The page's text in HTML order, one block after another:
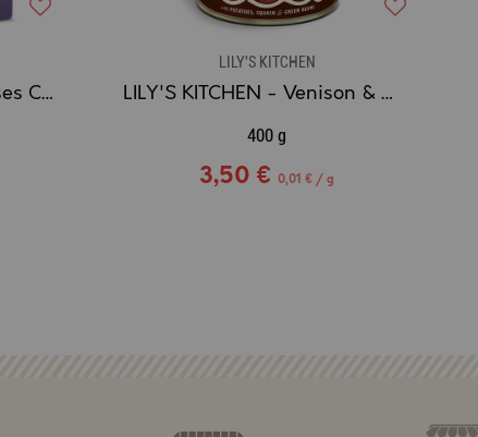
LILY'S KITCHEN - Friandises Chien Senior Dinde & Poisson Blanc
LILY'S KITCHEN
LILY'S KITCHEN - Venison & Wild Boar Terrine - Terrine de Chevreuil & Sanglier
400 g
3,50 € 0,01 € / g